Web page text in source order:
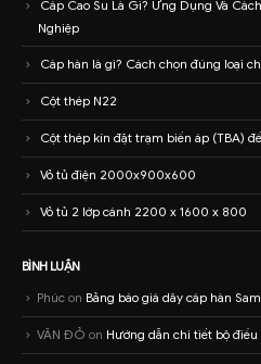
Cáp Cao Su Là Gì? Ứng Dụng Và
Nghiệp
Cáp hàn là gì? Cách chọn đúng loại
Cột thép N22
Cột thép kín đặt trạm biến áp (TBA)
Vỏ tủ điện 2000x900x600
Vỏ tủ 2 lớp cánh 2200 x 1600 x 800
BÌNH LUẬN
Phúc on Bảng báo giá dây cáp hàn
VĂN ĐỎ on Hướng dẫn chi tiết bộ